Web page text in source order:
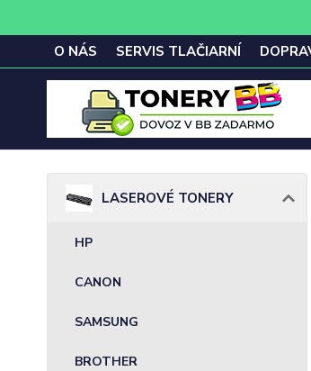
O NÁS
SERVIS TLAČIARNÍ
LASEROVÉ TONERY
HP
CANON
SAMSUNG
BROTHER